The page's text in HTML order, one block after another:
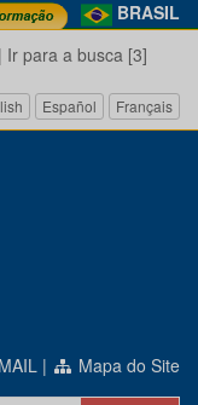
BRASIL
| Ir para a busca [3]
Español Français
| Mapa do Site